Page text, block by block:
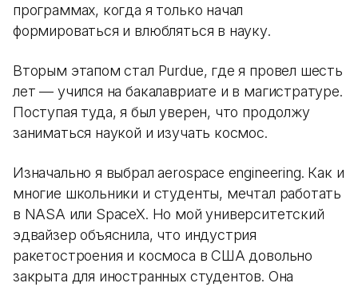
программах, когда я только начал
формироваться и влюбляться в науку.
Вторым этапом стал Purdue, где я провел шесть
лет — учился на бакалавриате и в магистратуре.
Поступая туда, я был уверен, что продолжу
заниматься наукой и изучать космос.
Изначально я выбрал aerospace engineering. Как и
многие школьники и студенты, мечтал работать
в NASA или SpaceX. Но мой университетский
эдвайзер объяснила, что индустрия
ракетостроения и космоса в США довольно
закрыта для иностранных студентов. Она